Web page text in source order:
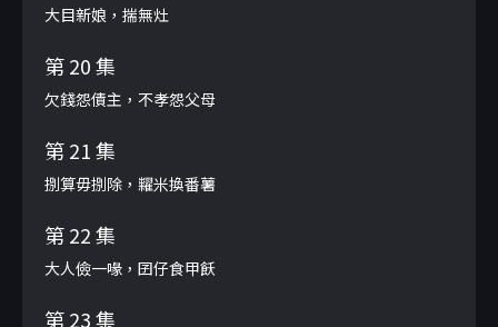
大目新娘，揣無灶
第 20 集
欠錢怨債主，不孝怨父母
第 21 集
捌算毋捌除，糶米換番薯
第 22 集
大人儉一喙，囝仔食甲飫
第 23 集